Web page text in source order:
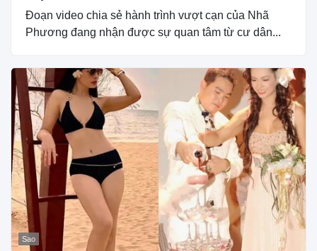
Đoạn video chia sẻ hành trình vượt cạn của Nhã
Phương đang nhận được sự quan tâm từ cư dân...
Sao